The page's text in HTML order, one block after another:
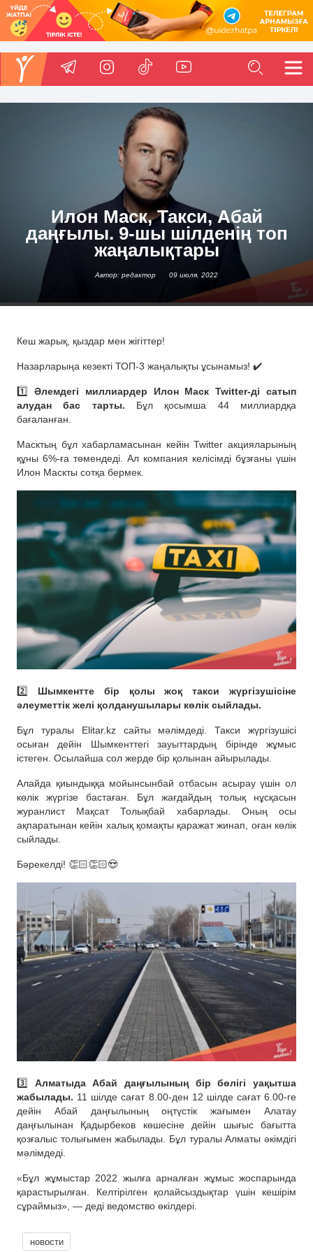
Илон Маск, Такси, Абай
даңғылы. 9-шы шілденің топ
жаңалықтары
Автор: редактор 09 июля, 2022
Кеш жарық, қыздар мен жігіттер!
Назарларыңа кезекті ТОП-3 жаңалықты ұсынамыз! ✔️
1️⃣ Әлемдегі миллиардер Илон Маск Twitter-ді сатып
алудан бас тарты. Бұл қосымша 44 миллиардқа
бағаланған.
Масктың бұл хабарламасынан кейін Twitter акцияларының
құны 6%-ға төмендеді. Ал компания келісімді бұзғаны үшін
Илон Маскты сотқа бермек.
2️⃣ Шымкентте бір қолы жоқ такси жүргізушісіне
әлеуметтік желі қолданушылары көлік сыйлады.
Бұл туралы Elitar.kz сайты мәлімдеді. Такси жүргізушісі
осыған дейін Шымкенттегі зауыттардың бірінде жұмыс
істеген. Осылайша сол жерде бір қолынан айырылады.
Алайда қиындыққа мойынсынбай отбасын асырау үшін ол
көлік жүргізе бастаған. Бұл жағдайдың толық нұсқасын
журанлист Мақсат Толықбай хабарлады. Оның осы
ақпаратынан кейін халық қомақты қаражат жинап, оған көлік
сыйлады.
Бәрекелді! 👏🏻👏🏻😍
3️⃣ Алматыда Абай даңғылының бір бөлігі уақытша
жабылады. 11 шілде сағат 8.00-ден 12 шілде сағат 6.00-ге
дейін Абай даңғылының оңтүстік жағымен Алатау
даңғылынан Қадырбеков көшесіне дейін шығыс бағытта
қозғалыс толығымен жабылады. Бұл туралы Алматы әкімдігі
мәлімдеді.
«Бұл жұмыстар 2022 жылға арналған жұмыс жоспарында
қарастырылған. Келтірілген қолайсыздықтар үшін кешірім
сұраймыз», — деді ведомство өкілдері.
новости